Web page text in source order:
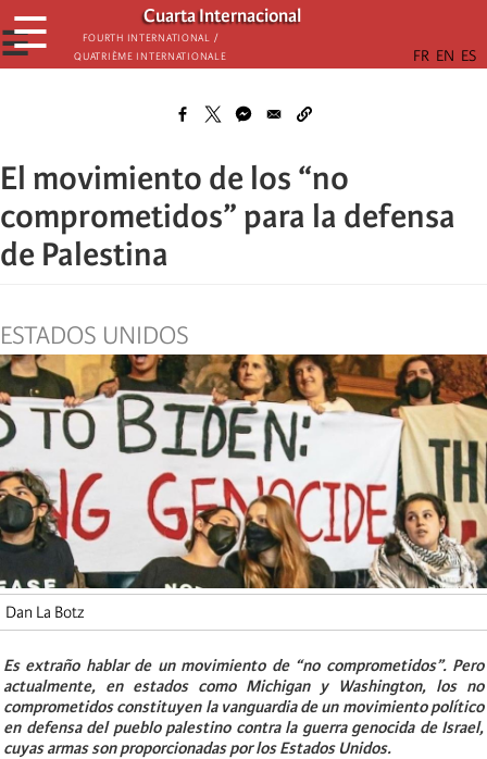
Skip
to
main
Cuarta Internacional
Fourth International /
Quatrième internationale
☰
☰
El movimiento de los “no
comprometidos” para la defensa
de Palestina
ESTADOS UNIDOS
Dan La Botz
Es extraño hablar de un movimiento de “no comprometidos”. Pero
actualmente, en estados como Michigan y Washington, los no
comprometidos constituyen la vanguardia de un movimiento político
en defensa del pueblo palestino contra la guerra genocida de Israel,
cuyas armas son proporcionadas por los Estados Unidos.